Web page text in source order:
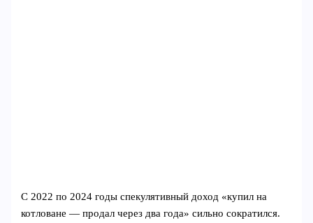
С 2022 по 2024 годы спекулятивный доход «купил на
котловане — продал через два года» сильно сократился.